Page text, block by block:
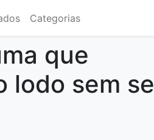
Categorias
que
lodo sem se